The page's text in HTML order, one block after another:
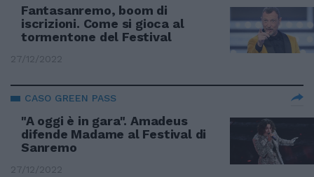
Fantasanremo, boom di
iscrizioni. Come si gioca al
tormentone del Festival
27/12/2022
CASO GREEN PASS
"A oggi è in gara". Amadeus
difende Madame al Festival di
Sanremo
27/12/2022